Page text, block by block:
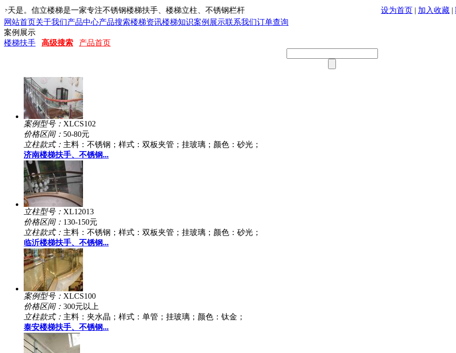
是。信立楼梯是一家专注不锈钢楼梯扶手、楼梯立柱、不锈钢栏杆立柱、护栏立柱的专业厂家， 设为首页 | 加入收藏 |
网站首页关于我们产品中心产品搜索楼梯资讯楼梯知识案例展示联系我们订单查询
案例展示
楼梯扶手
高级搜索 产品首页
案例型号： XLCS102
价格区间： 50-80元
立柱款式： 主料：不锈钢；样式：双板夹管；挂玻璃；颜色：砂光；
济南楼梯扶手、不锈钢...
立柱型号： XL12013
价格区间： 130-150元
立柱款式： 主料：不锈钢；样式：双板夹管；挂玻璃；颜色：砂光；
临沂楼梯扶手、不锈钢...
案例型号： XLCS100
价格区间： 300元以上
立柱款式： 主料：夹水晶；样式：单管；挂玻璃；颜色：钛金；
泰安楼梯扶手、不锈钢...